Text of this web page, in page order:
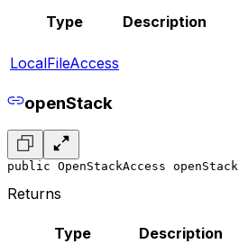
Type Description
LocalFileAccess
openStack
public OpenStackAccess openStack
Returns
Type Description